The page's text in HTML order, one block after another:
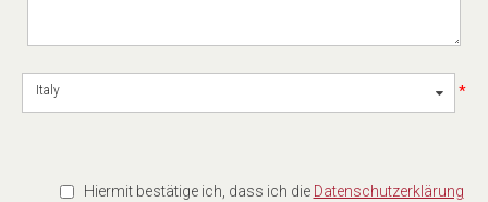
Italy *
Hiermit bestätige ich, dass ich die Datenschutzerklärung